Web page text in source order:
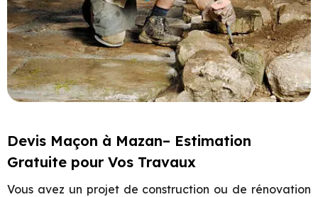
Devis Maçon à Mazan– Estimation
Gratuite pour Vos Travaux
Vous avez un projet de construction ou de rénovation